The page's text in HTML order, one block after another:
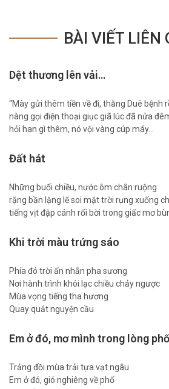
BÀI VIẾT LIÊN
Dệt thương lên vải…
“Mày gửi thêm tiền về đi, thằng Duê bệnh
nàng gọi điện thoại giục giã lúc đã nửa
hỏi han gì thêm, nó vội vàng cúp máy…
Đất hát
Những buổi chiều, nước ôm chân ruộng
rặng bần lặng lẽ soi mặt trời rụng xuống
tiếng vịt đập cánh rối bời trong giấc mơ
Khi trời màu trứng sáo
Phía đó trời ẩn nhẫn pha sương
Nơi hành trình khói lạc chiều chảy ngược
Mùa vọng tiếng tha hương
Quay quắt nguyện cầu
Em ở đó, mơ mình trong lòng phố
Trảng đồi mùa trải tựa vạt ngâu
Em ở đó, gió nghiêng về phố